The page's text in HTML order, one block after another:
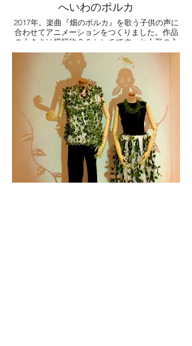
へいわのポルカ
2017年。楽曲『畑のポルカ』を歌う子供の声に
合わせてアニメーションをつくりました。作品
の大きさは横幅約２０センチです。お人形の入
っている外枠は実際の幼稚園の舞台のデザイン
を取り入れました。